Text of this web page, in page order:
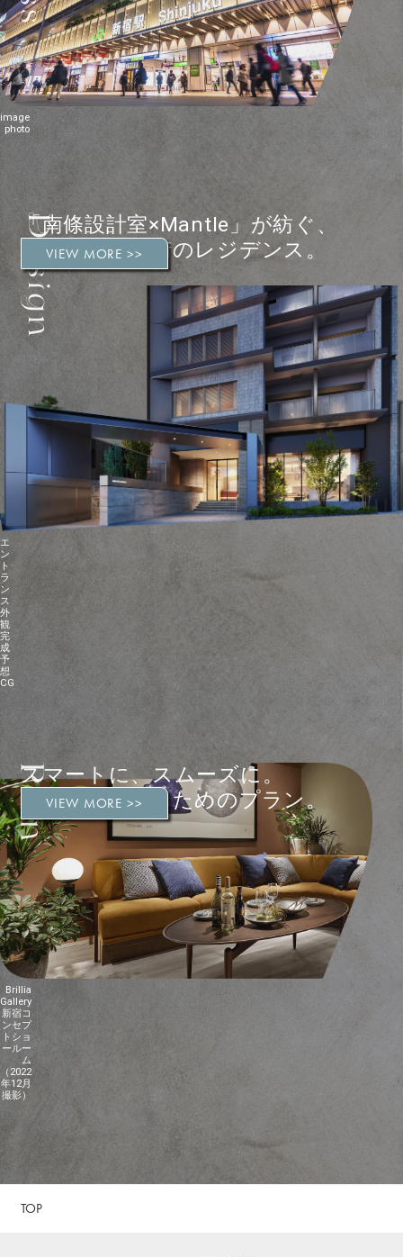
image
photo
エ
ン
ト
ラ
ン
ス
外
観
完
成
予
想
CG
「南條設計室×Mantle」が紡ぐ、
進化し続ける街のレジデンス。
VIEW MORE >>
Brillia
Gallery
新宿コ
ンセプ
トショ
ールー
ム
（2022
年12月
撮影）
スマートに、スムーズに。
都心を謳歌するためのプラン。
VIEW MORE >>
TOP